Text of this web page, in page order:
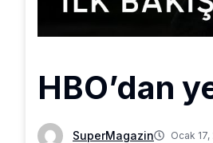
HBO’dan
SuperMagazin Ocak 17,